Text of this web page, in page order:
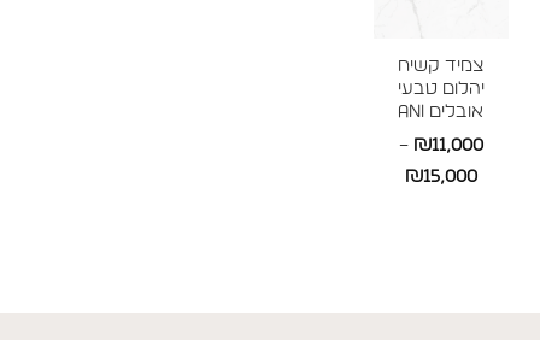
צמיד קשיח
יהלום טבעי
אובלים ANI
₪11,000
–
₪15,000